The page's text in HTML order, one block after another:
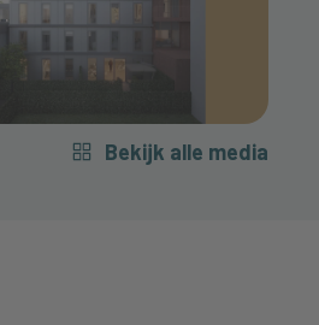
Bekijk alle media